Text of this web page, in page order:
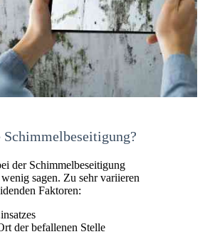
Schimmelbeseitigung?
der Schimmelbeseitigung
sagen. Zu sehr variieren
Faktoren:
der befallenen Stelle